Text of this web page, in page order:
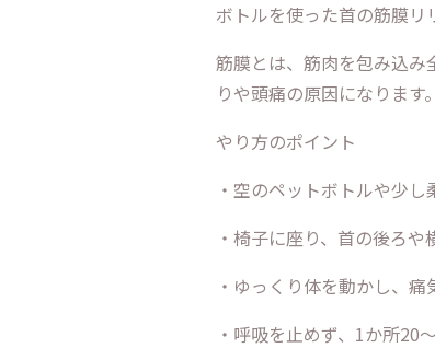
ボトルを使った首の筋膜リ
筋膜とは、筋肉を包み込み
りや頭痛の原因になります
やり方のポイント
・空のペットボトルや少
・椅子に座り、首の後ろ
・ゆっくり体を動かし、
・呼吸を止めず、1か所20